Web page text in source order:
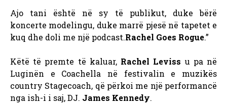
Ajo tani është në sy të publikut, duke bërë
koncerte modelingu, duke marrë pjesë në tapetet e
kuq dhe doli me një podcast.Rachel Goes Rogue.”
Këtë të premte të kaluar, Rachel Leviss u pa në
Luginën e Coachella në festivalin e muzikës
country Stagecoach, që përkoi me një performancë
nga ish-i i saj, DJ. James Kennedy.